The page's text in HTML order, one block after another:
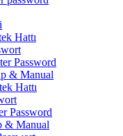
Hattı
Password
& Manual
Hattı
Password
& Manual